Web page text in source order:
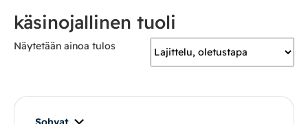
Nojatuolit
Makuuhuone
käsinojallinen tuoli
Näytetään ainoa tulos